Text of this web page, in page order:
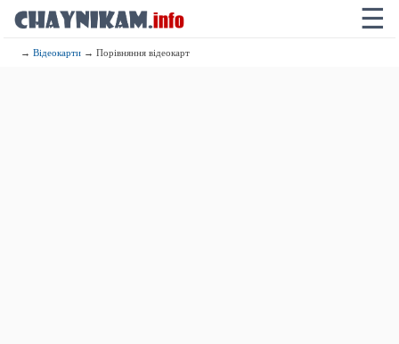
☰
→Відеокарти → Порівняння відеокарт